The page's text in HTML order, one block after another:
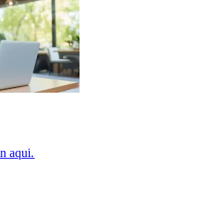
aqui.​​